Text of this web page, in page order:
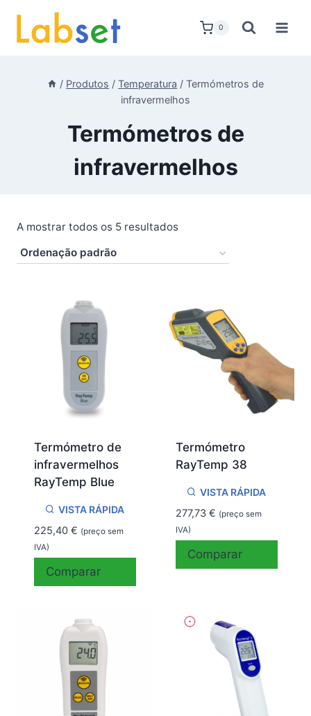
content
0
/ Produtos / Temperatura / Termómetros de
infravermelhos
Termómetros de
infravermelhos
A mostrar todos os 5 resultados
Termómetro de
infravermelhos
RayTemp Blue
VISTA RÁPIDA
225,40 € (preço sem
IVA)
Comparar
Termómetro
RayTemp 38
VISTA RÁPIDA
277,73 € (preço sem
IVA)
Comparar